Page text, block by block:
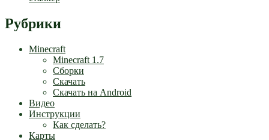
Рубрики
Minecraft
Minecraft 1.7
Сборки
Скачать
Скачать на Android
Видео
Инструкции
Как сделать?
Карты